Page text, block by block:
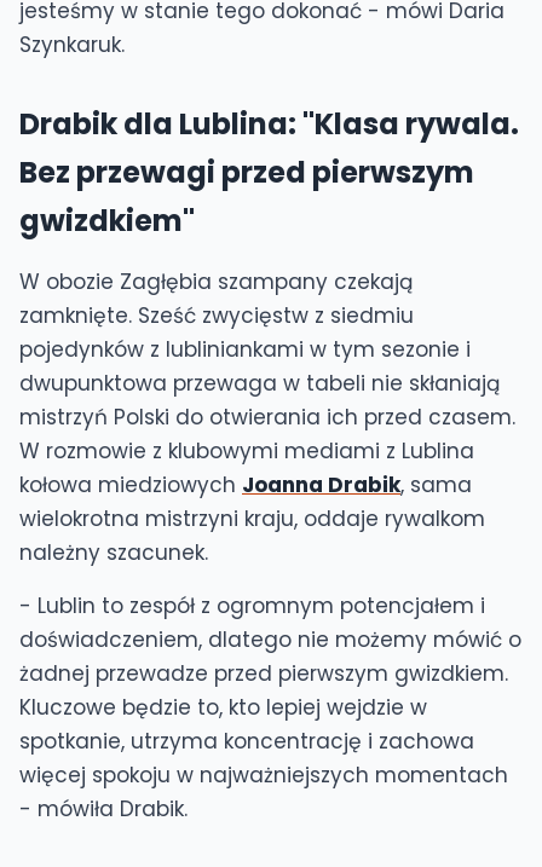
jesteśmy w stanie tego dokonać - mówi Daria
Szynkaruk.
Drabik dla Lublina: "Klasa rywala.
Bez przewagi przed pierwszym
gwizdkiem"
W obozie Zagłębia szampany czekają
zamknięte. Sześć zwycięstw z siedmiu
pojedynków z lubliniankami w tym sezonie i
dwupunktowa przewaga w tabeli nie skłaniają
mistrzyń Polski do otwierania ich przed czasem.
W rozmowie z klubowymi mediami z Lublina
kołowa miedziowych Joanna Drabik, sama
wielokrotna mistrzyni kraju, oddaje rywalkom
należny szacunek.
- Lublin to zespół z ogromnym potencjałem i
doświadczeniem, dlatego nie możemy mówić o
żadnej przewadze przed pierwszym gwizdkiem.
Kluczowe będzie to, kto lepiej wejdzie w
spotkanie, utrzyma koncentrację i zachowa
więcej spokoju w najważniejszych momentach
- mówiła Drabik.